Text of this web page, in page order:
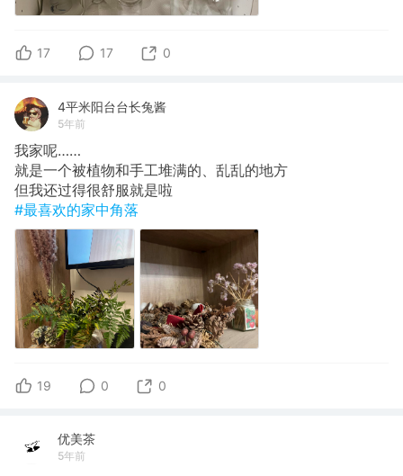
17 17 0
4平米阳台台长兔酱
5年前
我家呢……
就是一个被植物和手工堆满的、乱乱的地方
但我还过得很舒服就是啦
#最喜欢的家中角落
19 0 0
优美茶
5年前